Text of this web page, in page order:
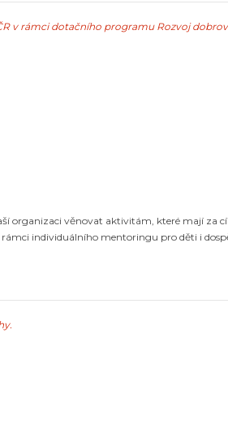
v rámci dotačního programu Rozvoj
organizaci věnovat aktivitám, které mají za
individuálního mentoringu pro děti i